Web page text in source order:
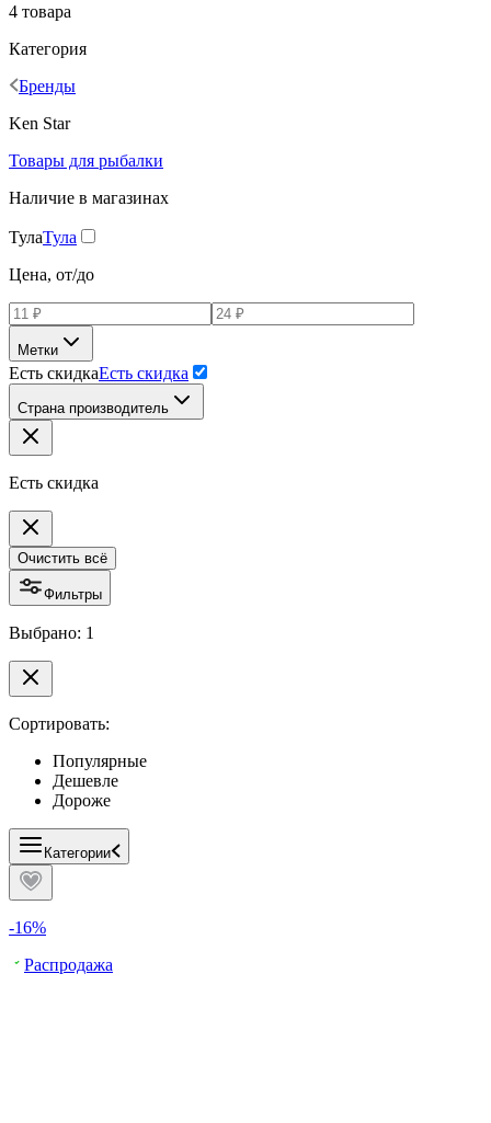
4 товара
Категория
Бренды
Ken Star
Товары для рыбалки
Наличие в магазинах
ТулаТула
Цена, от/до
Метки
Есть скидкаЕсть скидка
Страна производитель
Есть скидка
Очистить всё
Фильтры
Выбрано: 1
Сортировать:
Популярные
Дешевле
Дороже
Категории
-16%
Распродажа